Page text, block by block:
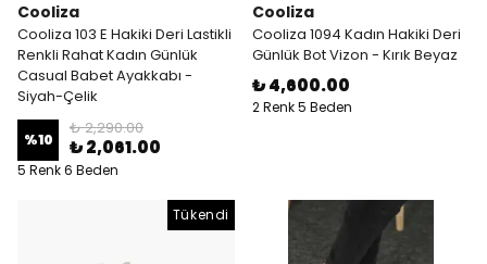
Cooliza
Cooliza 103 E Hakiki Deri Lastikli
Renkli Rahat Kadın Günlük
Casual Babet Ayakkabı -
Siyah-Çelik
%10
₺ 2,290.00
₺ 2,061.00
5 Renk 6 Beden
Cooliza
Cooliza 1094 Kadın Hakiki Deri
Günlük Bot Vizon - Kırık Beyaz
₺ 4,600.00
2 Renk 5 Beden
Tükendi